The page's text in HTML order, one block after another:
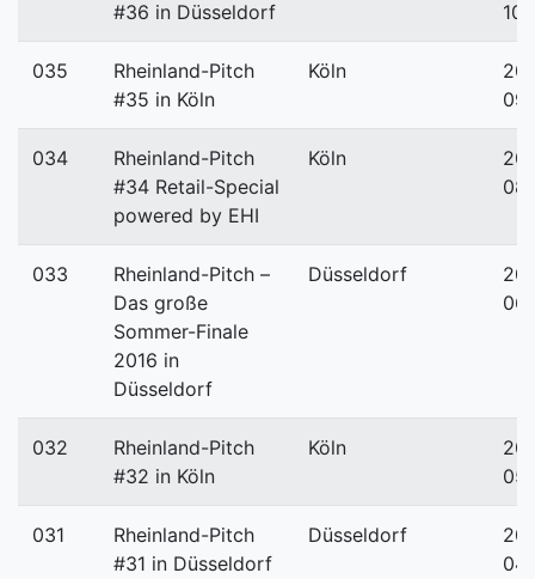
#36 in Düsseldorf
035
Rheinland-Pitch
#35 in Köln
Köln
034
Rheinland-Pitch
#34 Retail-Special
powered by EHI
Köln
033
Rheinland-Pitch –
Das große
Sommer-Finale
2016 in
Düsseldorf
Düsseldorf
032
Rheinland-Pitch
#32 in Köln
Köln
031
Rheinland-Pitch
#31 in Düsseldorf
Düsseldorf